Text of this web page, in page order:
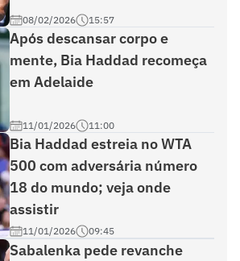
08/02/2026 15:57
Após descansar corpo e
mente, Bia Haddad recomeça
em Adelaide
11/01/2026 11:00
Bia Haddad estreia no WTA
500 com adversária número
18 do mundo; veja onde
assistir
11/01/2026 09:45
Sabalenka pede revanche